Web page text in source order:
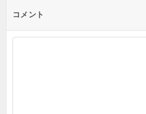
コメント